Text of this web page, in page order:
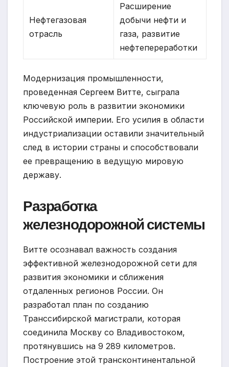
Нефтегазовая
отрасль
Расширение
добычи нефти и
газа, развитие
нефтепереработки
Модернизация промышленности,
проведенная Сергеем Витте, сыграла
ключевую роль в развитии экономики
Российской империи. Его усилия в области
индустриализации оставили значительный
след в истории страны и способствовали
ее превращению в ведущую мировую
державу.
Разработка
железнодорожной системы
Витте осознавал важность создания
эффективной железнодорожной сети для
развития экономики и сближения
отдаленных регионов России. Он
разработал план по созданию
Транссибирской магистрали, которая
соединила Москву со Владивостоком,
протянувшись на 9 289 километров.
Построение этой трансконтинентальной